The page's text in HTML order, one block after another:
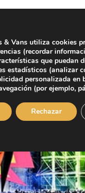
& Vans utiliza cookies
(recordar
que puedan
estadísticos (analizar
personalizada en
(por ejemplo,
Rechazar